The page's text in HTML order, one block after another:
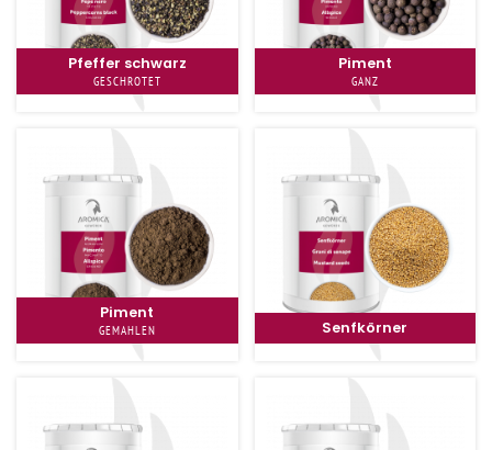
Pfeffer schwarz
GESCHROTET
Piment
GANZ
Piment
GEMAHLEN Senfkörner